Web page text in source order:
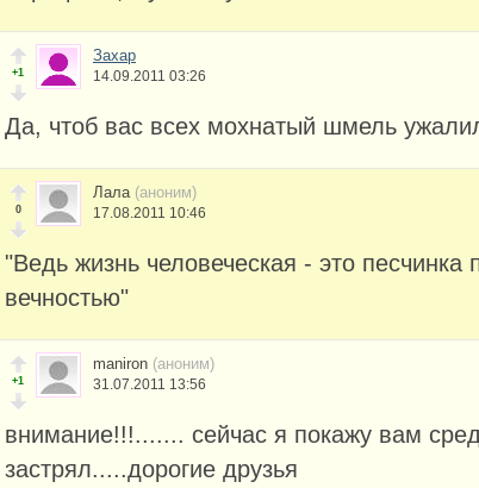
+1
Захар
14.09.2011 03:26
Да, чтоб вас всех мохнатый шмель
0
Лала (аноним)
17.08.2011 10:46
"Ведь жизнь человеческая - это песчинка
вечностью"
+1
maniron (аноним)
31.07.2011 13:56
внимание!!!....... сейчас я покажу вам
застрял.....дорогие друзья